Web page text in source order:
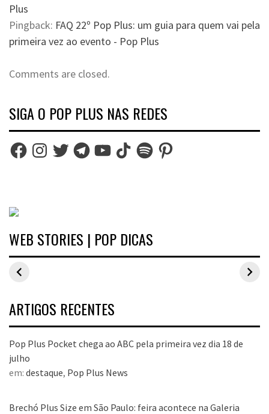
Plus
Pingback: FAQ 22º Pop Plus: um guia para quem vai pela
primeira vez ao evento - Pop Plus
Comments are closed.
SIGA O POP PLUS NAS REDES
FacebookInstagram
TwitterTelegramYouTubeTikTokSpotifyPinterest
WEB STORIES | POP DICAS
Inspirações de
looks plus size
para o carnaval
Estilo Pop Plus:
looks plus size
As peças que
fizeram
ARTIGOS RECENTES
Pop Plus Pocket chega ao ABC pela primeira vez dia 18 de
julho
em: destaque, Pop Plus News
Brechó Plus Size em São Paulo: feira acontece na Galeria